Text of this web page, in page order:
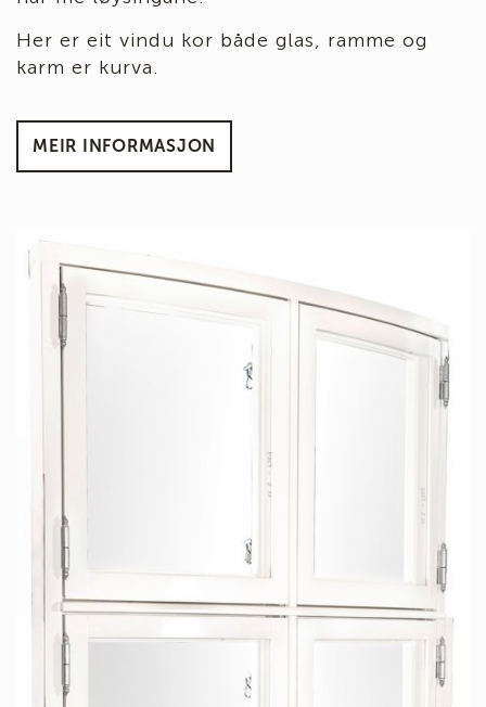
Her er eit vindu kor både glas, ramme og
karm er kurva.
MEIR INFORMASJON